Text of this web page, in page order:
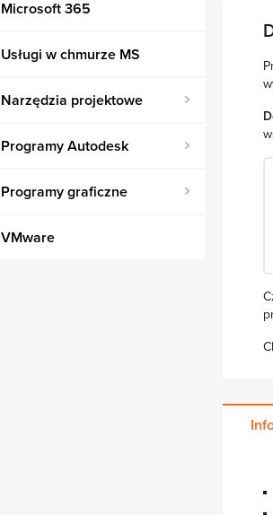
Microsoft 365
Usługi w chmurze MS
Narzędzia projektowe
Programy Autodesk
Programy graficzne
VMware